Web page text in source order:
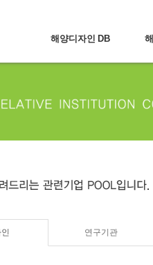
해양디자인 DB
연구기관